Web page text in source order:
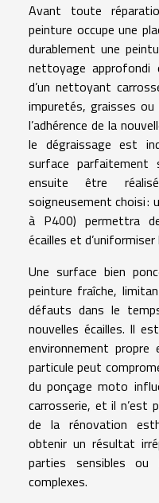
Avant toute
peinture occupe une
durablement une
nettoyage approfondi
d’un nettoyant
impuretés, graisses
l’adhérence de la
le dégraissage est
surface parfaitement
ensuite être
soigneusement choisi :
à P400) permettra
écailles et
Une surface bien
peinture fraîche,
défauts dans le
nouvelles écailles. Il
environnement propre
particule peut
du ponçage moto
carrosserie, et il n’est
de la rénovation
obtenir un résultat
parties sensibles ou
complexes.